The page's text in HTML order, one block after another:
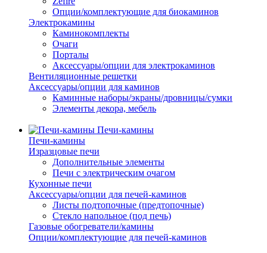
Опции/комплектующие для биокаминов
Электрокамины
Каминокомплекты
Очаги
Порталы
Аксессуары/опции для электрокаминов
Вентиляционные решетки
Аксессуары/опции для каминов
Каминные наборы/экраны/дровницы/сумки
Элементы декора, мебель
Печи-камины
Печи-камины
Изразцовые печи
Дополнительные элементы
Печи с электрическим очагом
Кухонные печи
Аксессуары/опции для печей-каминов
Листы подтопочные (предтопочные)
Стекло напольное (под печь)
Газовые обогреватели/камины
Опции/комплектующие для печей-каминов